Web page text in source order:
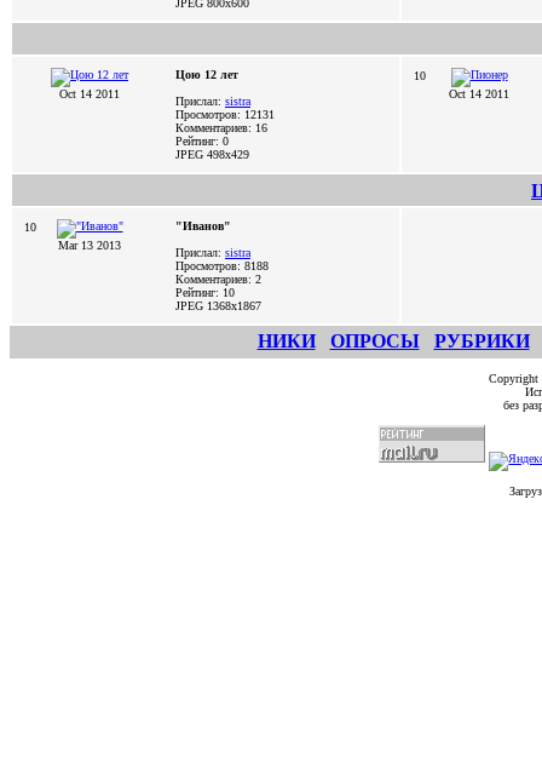
JPEG 800x600
Oct 14 2011
Цою 12 лет
Прислал: sistra
Просмотров: 12131
Комментариев: 16
Рейтинг: 0
JPEG 498x429
10
Oct 14 2011
10
Mar 13 2013
"Иванов"
Прислал: sistra
Просмотров: 8188
Комментариев: 2
Рейтинг: 10
JPEG 1368x1867
НИКИ ОПРОСЫ РУБРИКИ
без